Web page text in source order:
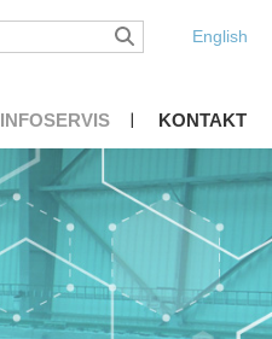
English
INFOSERVIS KONTAKT